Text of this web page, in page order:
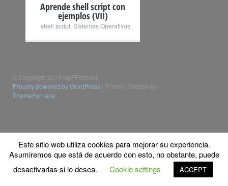
Aprende shell script con
ejemplos (VII)
shell script, Sistemas Operativos
© Copyright 2014 MyFPschool
Proudly powered by WordPress Theme: Gridster by
ThemeFurnace
Este sitio web utiliza cookies para mejorar su experiencia.
Asumiremos que está de acuerdo con esto, no obstante, puede
desactivarlas si lo desea.
Cookie settings ACCEPT